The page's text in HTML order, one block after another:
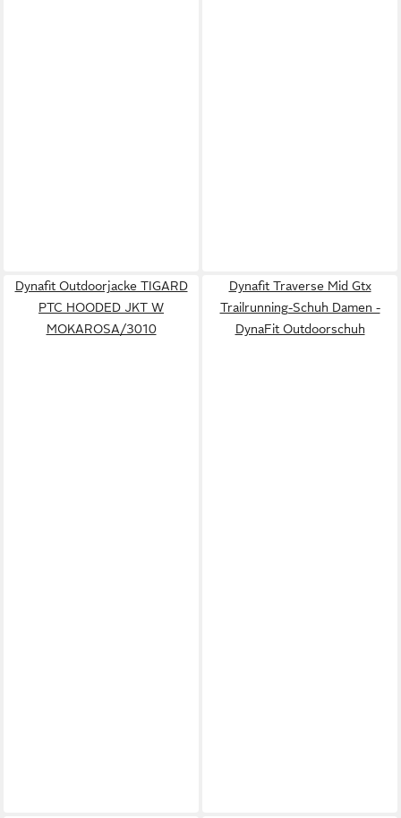
Dynafit Outdoorjacke TIGARD
PTC HOODED JKT W
MOKAROSA/3010
Dynafit Traverse Mid Gtx
Trailrunning-Schuh Damen -
DynaFit Outdoorschuh